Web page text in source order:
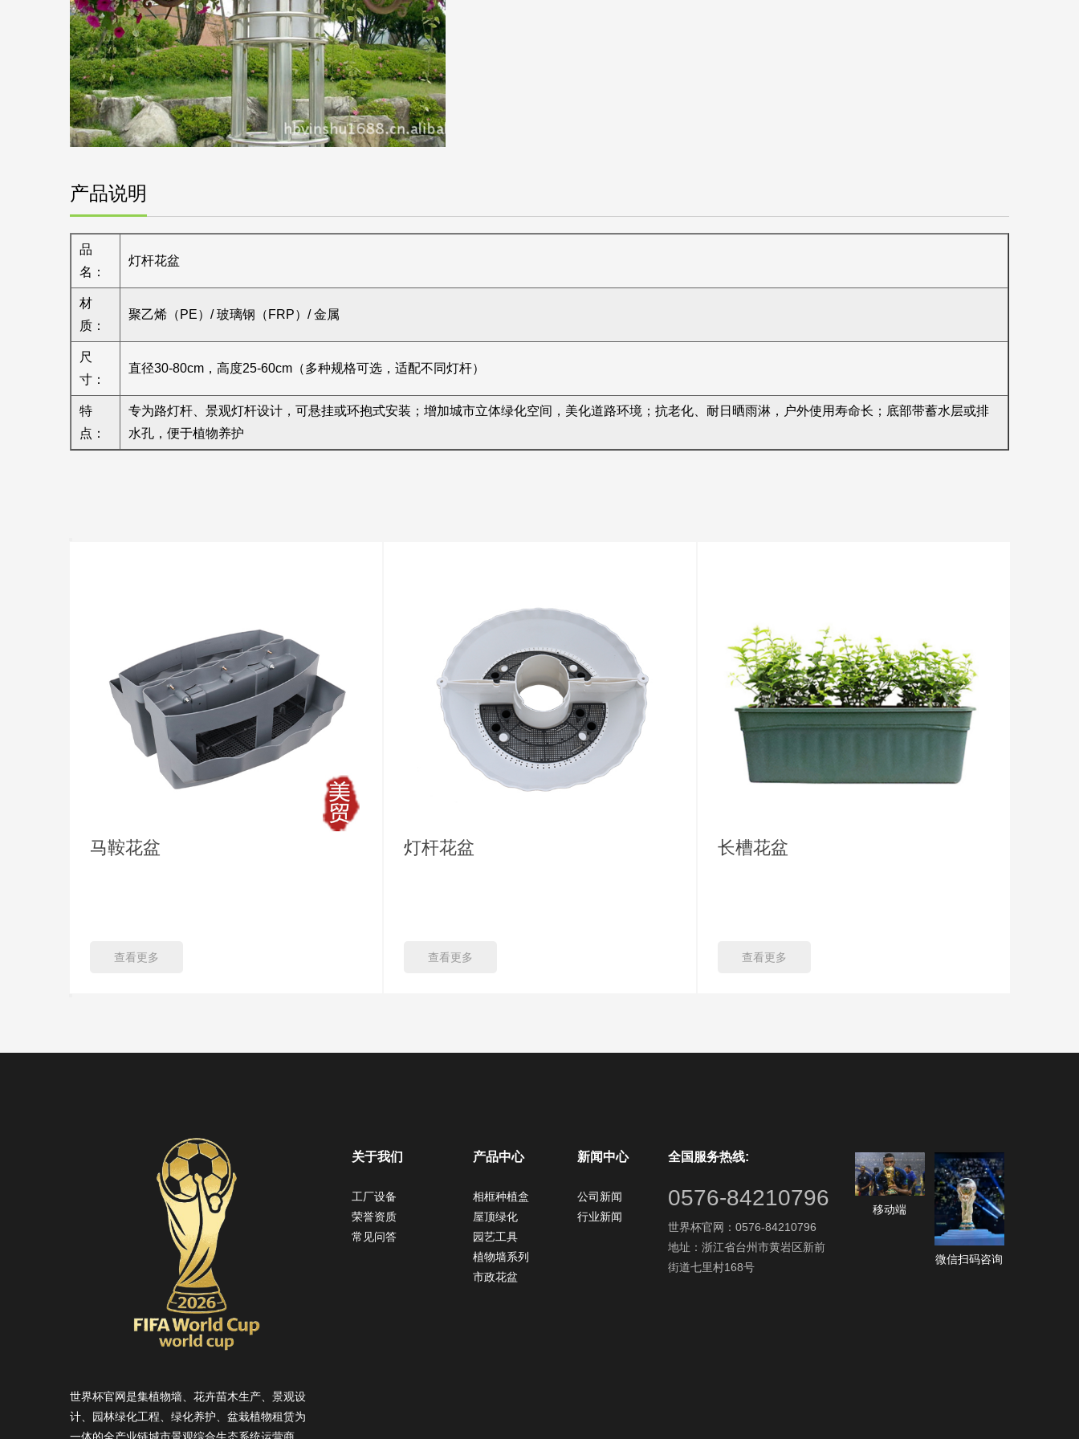
产品说明
品
名：
灯杆花盆
材
质：
聚乙烯（PE）/ 玻璃钢（FRP）/ 金属
尺
寸：
直径30-80cm，高度25-60cm（多种规格可选，适配不同灯杆）
特
点：
专为路灯杆、景观灯杆设计，可悬挂或环抱式安装；增加城市立体绿化空间，美化道路环境；抗老化、耐日晒雨淋，户外使用寿命长；底部带蓄水层或排
水孔，便于植物养护
马鞍花盆
查看更多
灯杆花盆
查看更多
长槽花盆
查看更多
世界杯官网是集植物墙、花卉苗木生产、景观设
计、园林绿化工程、绿化养护、盆栽植物租赁为
关于我们
工厂设备
荣誉资质
常见问答
产品中心
相框种植盒
屋顶绿化
园艺工具
植物墙系列
市政花盆
新闻中心
公司新闻
行业新闻
全国服务热线:
0576-84210796
世界杯官网：0576-84210796
地址：浙江省台州市黄岩区新前
街道七里村168号
移动端
微信扫码咨询